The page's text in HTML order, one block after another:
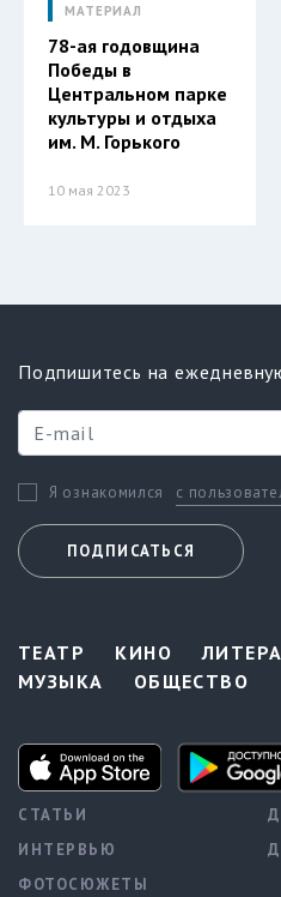
МАТЕРИАЛ
78-ая годовщина
Победы в
Центральном парке
культуры и отдыха
им. М. Горького
10 мая 2023
Подпишитесь на
Я ознакомился с
ПОДПИСАТЬСЯ
ТЕАТР КИНО
МУЗЫКА
ОБЩЕСТВО
СТАТЬИ
ИНТЕРВЬЮ
ФОТОСЮЖЕТЫ